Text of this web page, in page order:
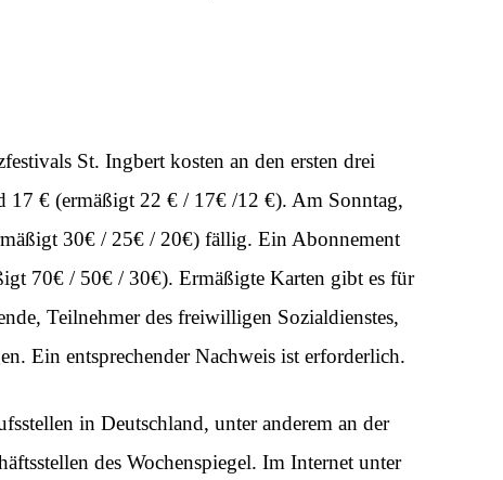
St. Ingbert kosten an den ersten drei
17 € (ermäßigt 22 € / 17€ /12 €). Am Sonntag,
30€ / 25€ / 20€) fällig. Ein Abonnement
70€ / 50€ / 30€). Ermäßigte Karten gibt es für
Teilnehmer des freiwilligen Sozialdienstes,
Ein entsprechender Nachweis ist erforderlich.
in Deutschland, unter anderem an der
des Wochenspiegel. Im Internet unter